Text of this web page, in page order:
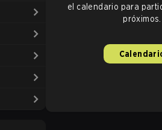
el calendario para
próximos.